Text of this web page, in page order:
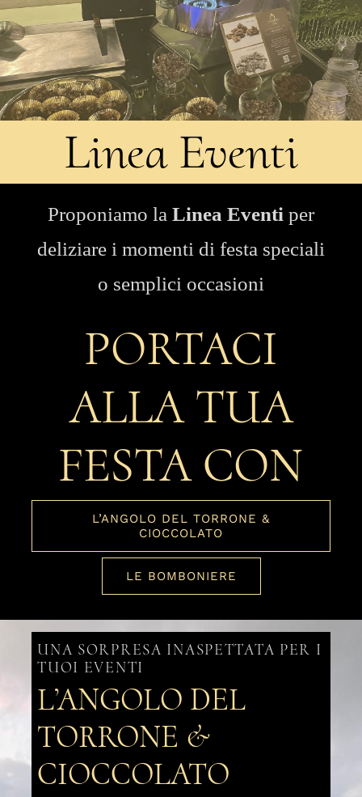
Linea Eventi
Proponiamo la Linea Eventi per
deliziare i momenti di festa speciali
o semplici occasioni
PORTACI
ALLA TUA
FESTA CON
L’ANGOLO DEL TORRONE &
CIOCCOLATO
LE BOMBONIERE
UNA SORPRESA INASPETTATA PER I
TUOI EVENTI
L’ANGOLO DEL
TORRONE &
CIOCCOLATO